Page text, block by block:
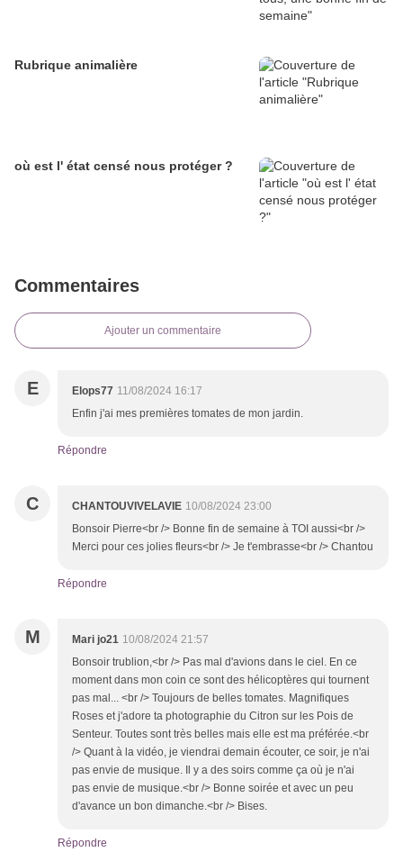
Rubrique animalière
où est l' état censé nous protéger ?
Commentaires
Ajouter un commentaire
E Elops77 11/08/2024 16:17
Enfin j'ai mes premières tomates de mon jardin.
Répondre
C CHANTOUVIVELAVIE 10/08/2024 23:00
Bonsoir Pierre<br /> Bonne fin de semaine à TOI aussi<br />
Merci pour ces jolies fleurs<br /> Je t'embrasse<br /> Chantou
Répondre
M Mari jo21 10/08/2024 21:57
Bonsoir trublion,<br /> Pas mal d'avions dans le ciel. En ce
moment dans mon coin ce sont des hélicoptères qui tournent
pas mal... <br /> Toujours de belles tomates. Magnifiques
Roses et j'adore ta photographie du Citron sur les Pois de
Senteur. Toutes sont très belles mais elle est ma préférée.<br
/> Quant à la vidéo, je viendrai demain écouter, ce soir, je n'ai
pas envie de musique. Il y a des soirs comme ça où je n'ai
pas envie de musique.<br /> Bonne soirée et avec un peu
d'avance un bon dimanche.<br /> Bises.
Répondre